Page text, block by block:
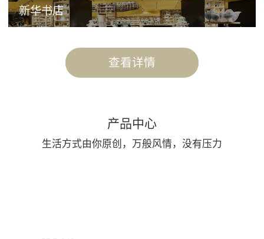
新华书店
查看详情
产品中心
生活方式由你原创，万般风情，没有压力